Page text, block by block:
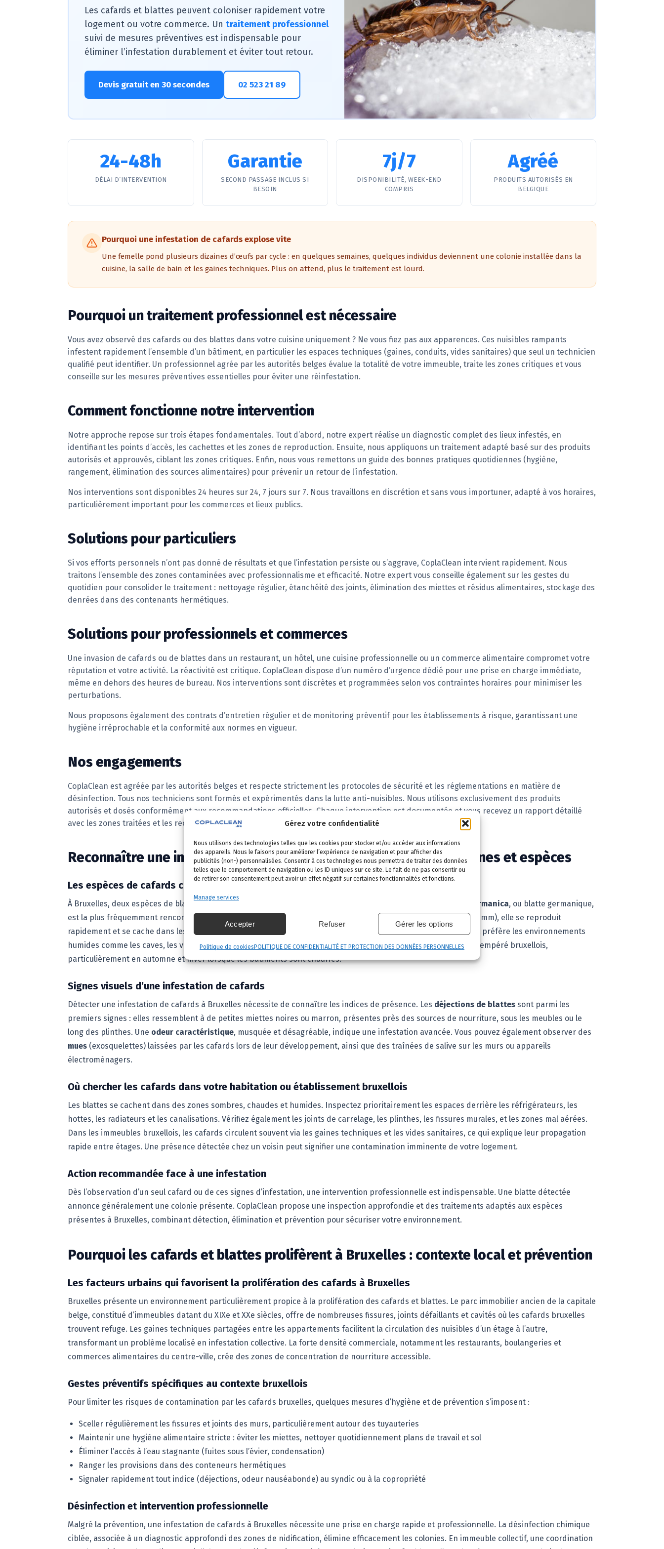
Gérez votre confidentialité
Nous utilisons des technologies telles que les cookies pour stocker et/ou accéder aux informations
des appareils. Nous le faisons pour améliorer l’expérience de navigation et pour afficher des
publicités (non-) personnalisées. Consentir à ces technologies nous permettra de traiter des données
telles que le comportement de navigation ou les ID uniques sur ce site. Le fait de ne pas consentir ou
de retirer son consentement peut avoir un effet négatif sur certaines fonctionnalités et fonctions.
Manage services
Accepter Refuser Gérer les options
Politique de cookies POLITIQUE DE CONFIDENTIALITÉ ET PROTECTION DES DONNÉES PERSONNELLES
Les cafards et blattes peuvent coloniser rapidement votre
logement ou votre commerce. Un traitement professionnel
suivi de mesures préventives est indispensable pour
éliminer l’infestation durablement et éviter tout retour.
Devis gratuit en 30 secondes 02 523 21 89
24-48h
DÉLAI D’INTERVENTION
Garantie
SECOND PASSAGE INCLUS SI
BESOIN
7j/7
DISPONIBILITÉ, WEEK-END
COMPRIS
Agréé
PRODUITS AUTORISÉS EN
BELGIQUE
Pourquoi une infestation de cafards explose vite
Une femelle pond plusieurs dizaines d’œufs par cycle : en quelques semaines, quelques individus deviennent une colonie installée dans la
cuisine, la salle de bain et les gaines techniques. Plus on attend, plus le traitement est lourd.
Pourquoi un traitement professionnel est nécessaire
Vous avez observé des cafards ou des blattes dans votre cuisine uniquement ? Ne vous fiez pas aux apparences. Ces nuisibles rampants
infestent rapidement l’ensemble d’un bâtiment, en particulier les espaces techniques (gaines, conduits, vides sanitaires) que seul un technicien
qualifié peut identifier. Un professionnel agrée par les autorités belges évalue la totalité de votre immeuble, traite les zones critiques et vous
conseille sur les mesures préventives essentielles pour éviter une réinfestation.
Comment fonctionne notre intervention
Notre approche repose sur trois étapes fondamentales. Tout d’abord, notre expert réalise un diagnostic complet des lieux infestés, en
identifiant les points d’accès, les cachettes et les zones de reproduction. Ensuite, nous appliquons un traitement adapté basé sur des produits
autorisés et approuvés, ciblant les zones critiques. Enfin, nous vous remettons un guide des bonnes pratiques quotidiennes (hygiène,
rangement, élimination des sources alimentaires) pour prévenir un retour de l’infestation.
Nos interventions sont disponibles 24 heures sur 24, 7 jours sur 7. Nous travaillons en discrétion et sans vous importuner, adapté à vos horaires,
particulièrement important pour les commerces et lieux publics.
Solutions pour particuliers
Si vos efforts personnels n’ont pas donné de résultats et que l’infestation persiste ou s’aggrave, CoplaClean intervient rapidement. Nous
traitons l’ensemble des zones contaminées avec professionnalisme et efficacité. Notre expert vous conseille également sur les gestes du
quotidien pour consolider le traitement : nettoyage régulier, étanchéité des joints, élimination des miettes et résidus alimentaires, stockage des
denrées dans des contenants hermétiques.
Solutions pour professionnels et commerces
Une invasion de cafards ou de blattes dans un restaurant, un hôtel, une cuisine professionnelle ou un commerce alimentaire compromet votre
réputation et votre activité. La réactivité est critique. CoplaClean dispose d’un numéro d’urgence dédié pour une prise en charge immédiate,
même en dehors des heures de bureau. Nos interventions sont discrètes et programmées selon vos contraintes horaires pour minimiser les
perturbations.
Nous proposons également des contrats d’entretien régulier et de monitoring préventif pour les établissements à risque, garantissant une
hygiène irréprochable et la conformité aux normes en vigueur.
Nos engagements
CoplaClean est agréée par les autorités belges et respecte strictement les protocoles de sécurité et les réglementations en matière de
désinfection. Tous nos techniciens sont formés et expérimentés dans la lutte anti-nuisibles. Nous utilisons exclusivement des produits
autorisés et dosés conformément aux recommandations officielles. Chaque intervention est documentée et vous recevez un rapport détaillé
avec les zones traitées et les recommandations de suivi.
Reconnaître une infestation de cafards et blattes à Bruxelles : signes et espèces
Les espèces de cafards courantes à Bruxelles
À Bruxelles, deux espèces de blattes dominent les infestations domestiques et professionnelles. La Blattella germanica, ou blatte germanique,
est la plus fréquemment rencontrée dans les cuisines, restaurants et immeubles collectifs. De petite taille (10-15 mm), elle se reproduit
rapidement et se cache dans les fissures. La
Blatta orientalis
, ou blatte orientale, est plus grande (20-30 mm) et préfère les environnements
humides comme les caves, les vides sanitaires et les canalisations. Ces deux espèces prospèrent dans le climat tempéré bruxellois,
particulièrement en automne et hiver lorsque les bâtiments sont chauffés.
Signes visuels d’une infestation de cafards
Détecter une infestation de cafards à Bruxelles nécessite de connaître les indices de présence. Les déjections de blattes sont parmi les
premiers signes : elles ressemblent à de petites miettes noires ou marron, présentes près des sources de nourriture, sous les meubles ou le
long des plinthes. Une odeur caractéristique, musquée et désagréable, indique une infestation avancée. Vous pouvez également observer des
mues (exosquelettes) laissées par les cafards lors de leur développement, ainsi que des traînées de salive sur les murs ou appareils
électroménagers.
Où chercher les cafards dans votre habitation ou établissement bruxellois
Les blattes se cachent dans des zones sombres, chaudes et humides. Inspectez prioritairement les espaces derrière les réfrigérateurs, les
hottes, les radiateurs et les canalisations. Vérifiez également les joints de carrelage, les plinthes, les fissures murales, et les zones mal aérées.
Dans les immeubles bruxellois, les cafards circulent souvent via les gaines techniques et les vides sanitaires, ce qui explique leur propagation
rapide entre étages. Une présence détectée chez un voisin peut signifier une contamination imminente de votre logement.
Action recommandée face à une infestation
Dès l’observation d’un seul cafard ou de ces signes d’infestation, une intervention professionnelle est indispensable. Une blatte détectée
annonce généralement une colonie présente. CoplaClean propose une inspection approfondie et des traitements adaptés aux espèces
présentes à Bruxelles, combinant détection, élimination et prévention pour sécuriser votre environnement.
Pourquoi les cafards et blattes prolifèrent à Bruxelles : contexte local et prévention
Les facteurs urbains qui favorisent la prolifération des cafards à Bruxelles
Bruxelles présente un environnement particulièrement propice à la prolifération des cafards et blattes. Le parc immobilier ancien de la capitale
belge, constitué d’immeubles datant du XIXe et XXe siècles, offre de nombreuses fissures, joints défaillants et cavités où les cafards bruxelles
trouvent refuge. Les gaines techniques partagées entre les appartements facilitent la circulation des nuisibles d’un étage à l’autre,
transformant un problème localisé en infestation collective. La forte densité commerciale, notamment les restaurants, boulangeries et
commerces alimentaires du centre-ville, crée des zones de concentration de nourriture accessible.
Gestes préventifs spécifiques au contexte bruxellois
Pour limiter les risques de contamination par les cafards bruxelles, quelques mesures d’hygiène et de prévention s’imposent :
Sceller régulièrement les fissures et joints des murs, particulièrement autour des tuyauteries
Maintenir une hygiène alimentaire stricte : éviter les miettes, nettoyer quotidiennement plans de travail et sol
Éliminer l’accès à l’eau stagnante (fuites sous l’évier, condensation)
Ranger les provisions dans des conteneurs hermétiques
Signaler rapidement tout indice (déjections, odeur nauséabonde) au syndic ou à la copropriété
Désinfection et intervention professionnelle
Malgré la prévention, une infestation de cafards à Bruxelles nécessite une prise en charge rapide et professionnelle. La désinfection chimique
ciblée, associée à un diagnostic approfondi des zones de nidification, élimine efficacement les colonies. En immeuble collectif, une coordination